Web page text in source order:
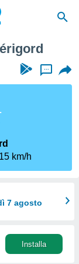
...
15 km/h
7 agosto
Installa